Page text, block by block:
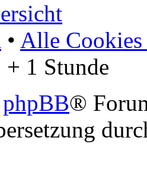
• Alle Cookies
1 Stunde
phpBB®